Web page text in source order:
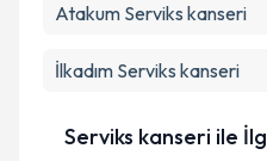
Metni'ni okudum ve
Atakum Serviks kanseri
İlkadım Serviks kanseri
Serviks kanseri ile